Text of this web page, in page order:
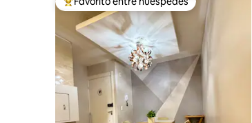
De los mejores en Favorito entre huéspedes